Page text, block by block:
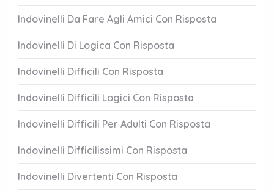
Indovinelli Da Fare Agli Amici Con Risposta
Indovinelli Di Logica Con Risposta
Indovinelli Difficili Con Risposta
Indovinelli Difficili Logici Con Risposta
Indovinelli Difficili Per Adulti Con Risposta
Indovinelli Difficilissimi Con Risposta
Indovinelli Divertenti Con Risposta